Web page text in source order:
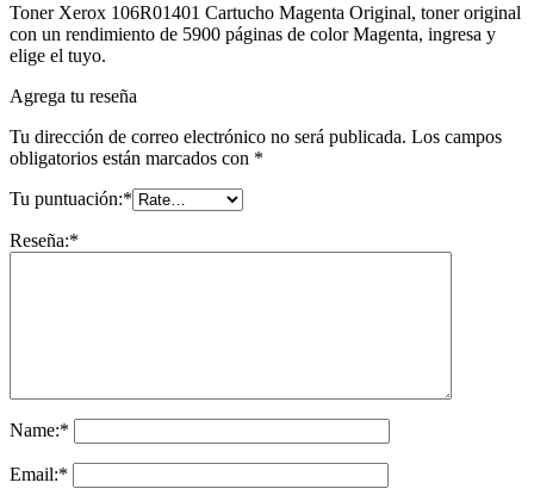
Toner Xerox 106R01401 Cartucho Magenta Original, toner original
con un rendimiento de 5900 páginas de color Magenta, ingresa y
elige el tuyo.
Agrega tu reseña
Tu dirección de correo electrónico no será publicada. Los campos
obligatorios están marcados con *
Tu puntuación:*
Reseña:*
Name:*
Email:*